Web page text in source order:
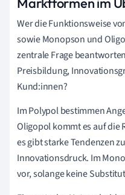
Wer die Funktionsweise
sowie Monopson und
zentrale Frage
Preisbildung,
Kund:innen?
Im Polypol bestimmen
Oligopol kommt es auf die
es gibt starke Tendenzen
Innovationsdruck. Im
vor, solange keine